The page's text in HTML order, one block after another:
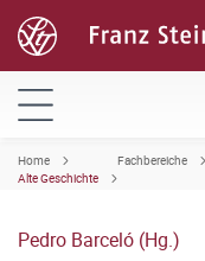
Home Fachbereiche
Alte Geschichte
Pedro Barceló (Hg.)